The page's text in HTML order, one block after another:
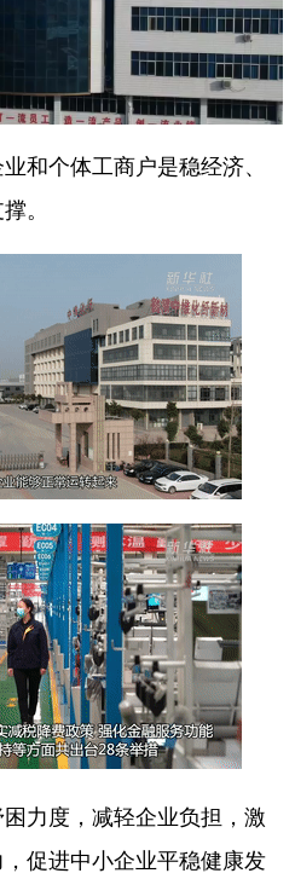
信息化 数字经济
银龄 溯源中国
河北 山西
上海 江苏
福建 江西
湖北 湖南
海南 重庆
云南 西藏
青海 宁夏
个体工商户是稳经济、
。
力度，减轻企业负担，激
促进中小企业平稳健康发